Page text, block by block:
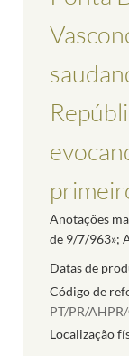
Anotações
de 9/7/963»;
Datas de
Código de
PT/PR/
Localização